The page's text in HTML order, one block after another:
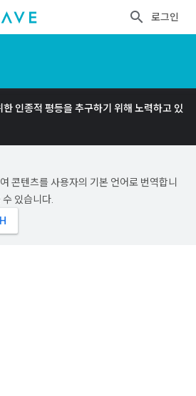
로그인
인종적 평등을 추구하기 위해 노력하고 있
콘텐츠를 사용자의 기본 언어로 번역합니
있습니다.